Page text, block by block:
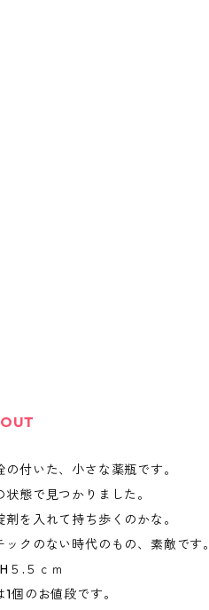
の付いた、小さな薬瓶です。
状態で見つかりました。
剤を入れて持ち歩くのかな。
ックのない時代のもの、素敵です。
５.５ｃｍ
個のお値段です。